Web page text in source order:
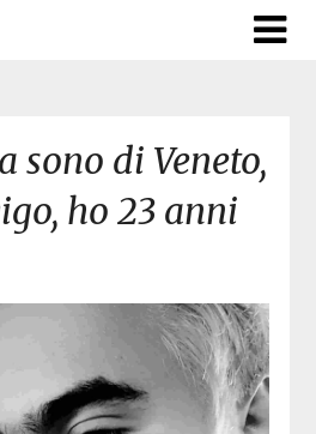
sono di Veneto,
ho 23 anni